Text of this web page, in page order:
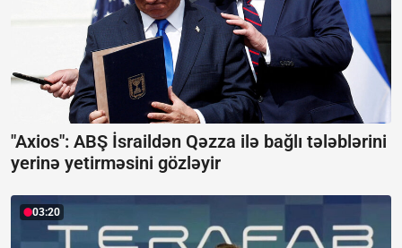
"Axios": ABŞ İsraildən Qəzza ilə bağlı tələblərini
yerinə yetirməsini gözləyir
03:20